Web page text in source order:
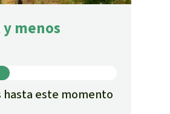
menos
este momento